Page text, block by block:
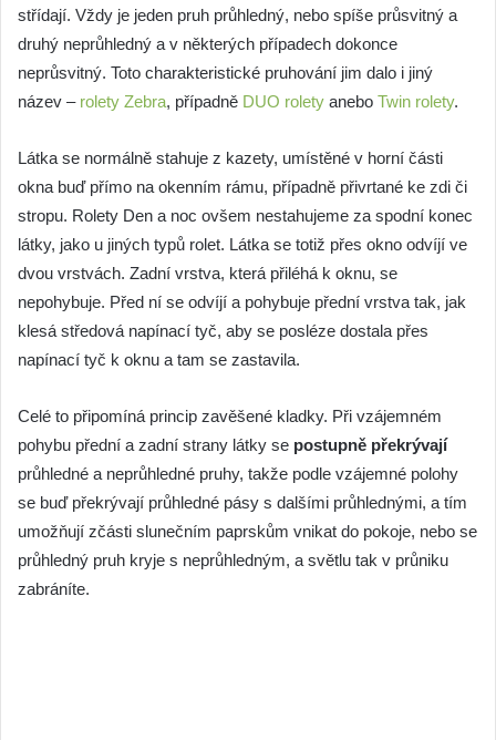
střídají. Vždy je jeden pruh průhledný, nebo spíše průsvitný a
druhý neprůhledný a v některých případech dokonce
neprůsvitný. Toto charakteristické pruhování jim dalo i jiný
název – rolety Zebra, případně DUO rolety anebo Twin rolety.
Látka se normálně stahuje z kazety, umístěné v horní části
okna buď přímo na okenním rámu, případně přivrtané ke zdi či
stropu. Rolety Den a noc ovšem nestahujeme za spodní konec
látky, jako u jiných typů rolet. Látka se totiž přes okno odvíjí ve
dvou vrstvách. Zadní vrstva, která přiléhá k oknu, se
nepohybuje. Před ní se odvíjí a pohybuje přední vrstva tak, jak
klesá středová napínací tyč, aby se posléze dostala přes
napínací tyč k oknu a tam se zastavila.
Celé to připomíná princip zavěšené kladky. Při vzájemném
pohybu přední a zadní strany látky se postupně překrývají
průhledné a neprůhledné pruhy, takže podle vzájemné polohy
se buď překrývají průhledné pásy s dalšími průhlednými, a tím
umožňují zčásti slunečním paprskům vnikat do pokoje, nebo se
průhledný pruh kryje s neprůhledným, a světlu tak v průniku
zabráníte.